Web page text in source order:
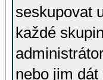
seskupovat
každé
nebo jim